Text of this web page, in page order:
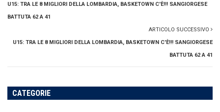
U15: TRA LE 8 MIGLIORI DELLA LOMBARDIA, BASKETOWN C'È!!! SANGIORGESE
BATTUTA 62 A 41
ARTICOLO SUCCESSIVO
U15: TRA LE 8 MIGLIORI DELLA LOMBARDIA, BASKETOWN C'È!!! SANGIORGESE
BATTUTA 62 A 41
CATEGORIE